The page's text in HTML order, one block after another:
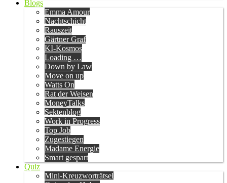
Blogs
Emma Amour
Nachtschicht
Rauszeit
Gärtner Graf
KI-Kosmos
Loading …
Down by Law
Move on up
Watts On
Rat der Weisen
MoneyTalks
Sektenblog
Work in Progress
Top Job
Zugestiegen
Madame Energie
Smart gespart
Quiz
Mini-Kreuzworträtsel